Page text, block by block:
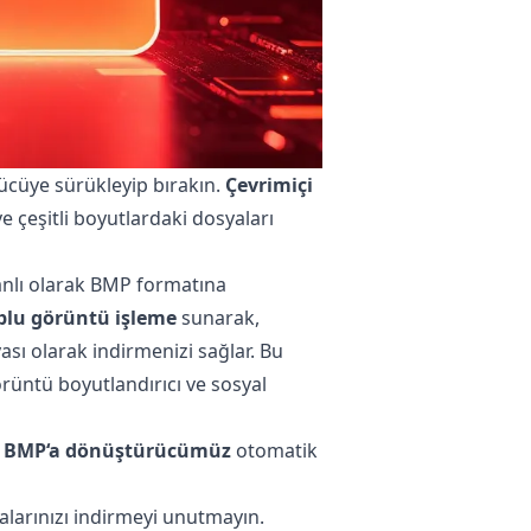
sürükleyip bırakın. Çevrimiçi
çeşitli boyutlardaki dosyaları
olarak BMP formatına
görüntü işlemesunarak,
olarak indirmenizi sağlar. Bu
boyutlandırıcı ve sosyal
BMP‘a dönüştürücümüz otomatik
indirmeyi unutmayın.